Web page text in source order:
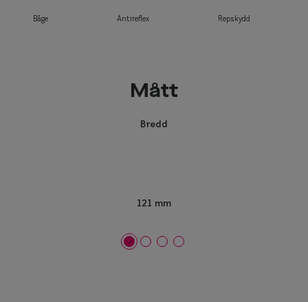
Båge Antireflex Repskydd
Mått
Bredd
121 mm